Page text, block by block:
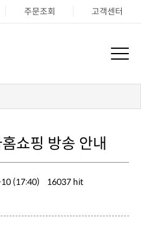
주문조회 고객센터
쇼핑 방송 안내
(17:40)
16037 hit